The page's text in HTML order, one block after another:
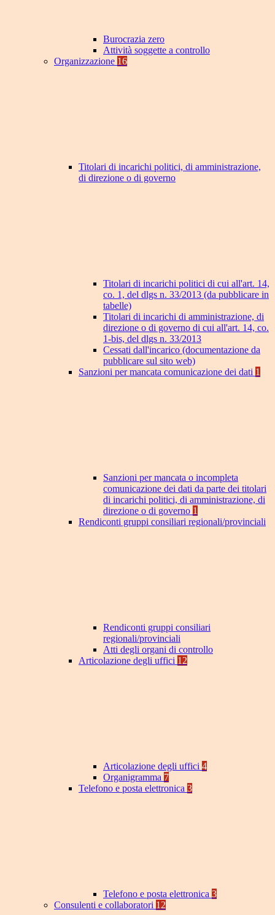
Burocrazia zero
Attività soggette a controllo
Organizzazione 16
Titolari di incarichi politici, di amministrazione,
di direzione o di governo
Titolari di incarichi politici di cui all'art. 14,
co. 1, del dlgs n. 33/2013 (da pubblicare in
tabelle)
Titolari di incarichi di amministrazione, di
direzione o di governo di cui all'art. 14, co.
1-bis, del dlgs n. 33/2013
Cessati dall'incarico (documentazione da
pubblicare sul sito web)
Sanzioni per mancata comunicazione dei dati 1
Sanzioni per mancata o incompleta
comunicazione dei dati da parte dei titolari
di incarichi politici, di amministrazione, di
direzione o di governo 1
Rendiconti gruppi consiliari regionali/provinciali
Rendiconti gruppi consiliari
regionali/provinciali
Atti degli organi di controllo
Articolazione degli uffici 12
Articolazione degli uffici 4
Organigramma 7
Telefono e posta elettronica 3
Telefono e posta elettronica 3
Consulenti e collaboratori 12